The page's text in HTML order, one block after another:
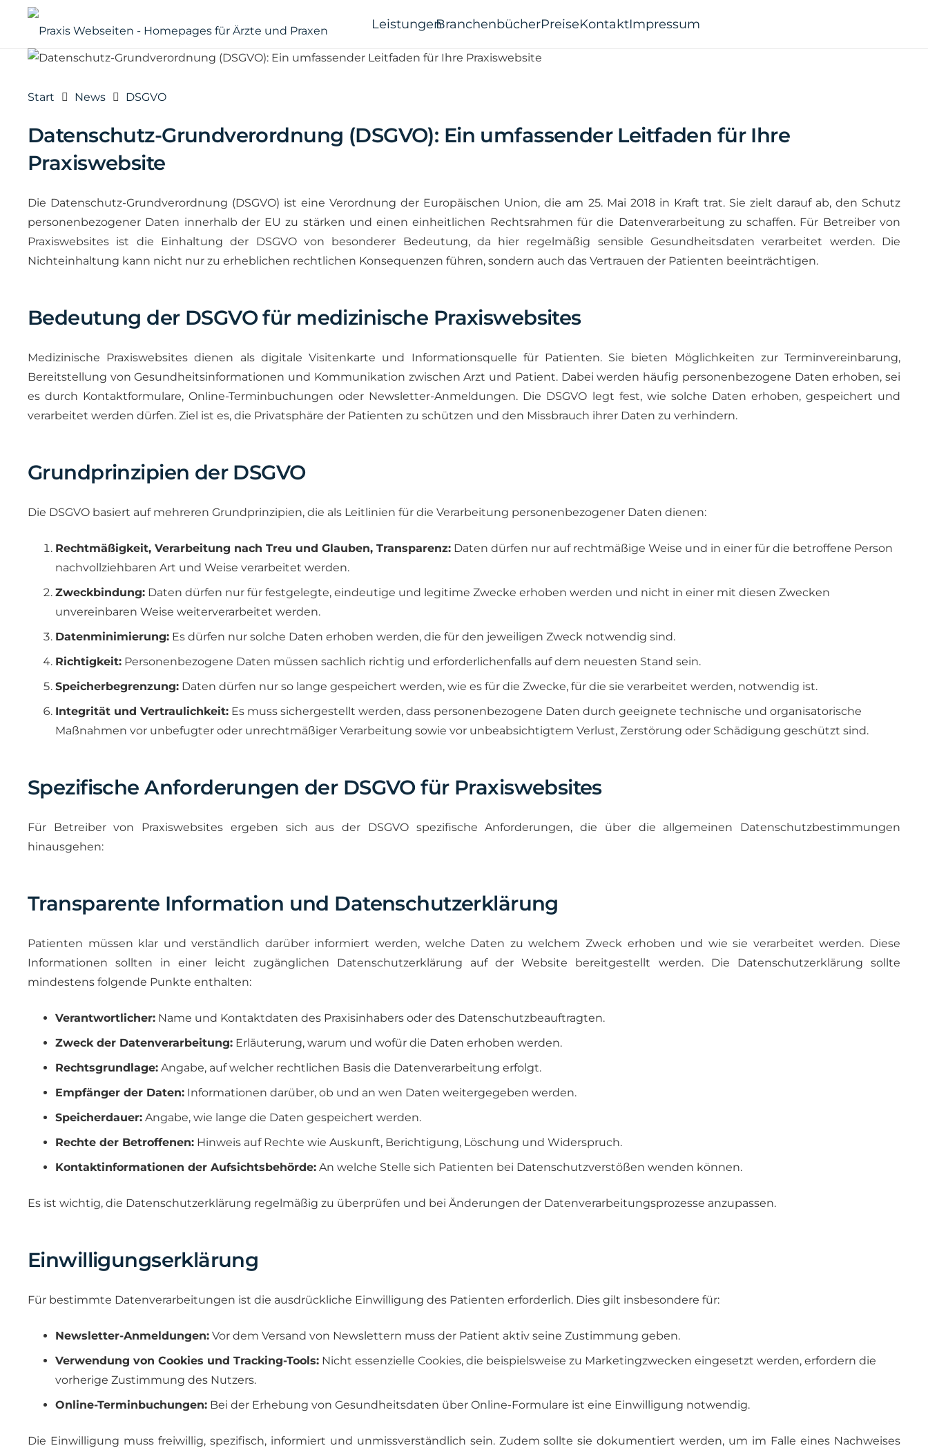
LeistungenBranchenbücherPreiseKontaktImpressum
Start News DSGVO
Datenschutz-Grundverordnung (DSGVO): Ein umfassender Leitfaden für Ihre
Praxiswebsite
Die Datenschutz-Grundverordnung (DSGVO) ist eine Verordnung der Europäischen Union, die am 25. Mai 2018 in Kraft trat. Sie zielt darauf ab, den Schutz
personenbezogener Daten innerhalb der EU zu stärken und einen einheitlichen Rechtsrahmen für die Datenverarbeitung zu schaffen. Für Betreiber von
Praxiswebsites ist die Einhaltung der DSGVO von besonderer Bedeutung, da hier regelmäßig sensible Gesundheitsdaten verarbeitet werden. Die
Nichteinhaltung kann nicht nur zu erheblichen rechtlichen Konsequenzen führen, sondern auch das Vertrauen der Patienten beeinträchtigen.
Bedeutung der DSGVO für medizinische Praxiswebsites
Medizinische Praxiswebsites dienen als digitale Visitenkarte und Informationsquelle für Patienten. Sie bieten Möglichkeiten zur Terminvereinbarung,
Bereitstellung von Gesundheitsinformationen und Kommunikation zwischen Arzt und Patient. Dabei werden häufig personenbezogene Daten erhoben, sei
es durch Kontaktformulare, Online-Terminbuchungen oder Newsletter-Anmeldungen. Die DSGVO legt fest, wie solche Daten erhoben, gespeichert und
verarbeitet werden dürfen. Ziel ist es, die Privatsphäre der Patienten zu schützen und den Missbrauch ihrer Daten zu verhindern.
Grundprinzipien der DSGVO
Die DSGVO basiert auf mehreren Grundprinzipien, die als Leitlinien für die Verarbeitung personenbezogener Daten dienen:
Rechtmäßigkeit, Verarbeitung nach Treu und Glauben, Transparenz: Daten dürfen nur auf rechtmäßige Weise und in einer für die betroffene Person
nachvollziehbaren Art und Weise verarbeitet werden.
Zweckbindung: Daten dürfen nur für festgelegte, eindeutige und legitime Zwecke erhoben werden und nicht in einer mit diesen Zwecken
unvereinbaren Weise weiterverarbeitet werden.
Datenminimierung: Es dürfen nur solche Daten erhoben werden, die für den jeweiligen Zweck notwendig sind.
Richtigkeit: Personenbezogene Daten müssen sachlich richtig und erforderlichenfalls auf dem neuesten Stand sein.
Speicherbegrenzung: Daten dürfen nur so lange gespeichert werden, wie es für die Zwecke, für die sie verarbeitet werden, notwendig ist.
Integrität und Vertraulichkeit: Es muss sichergestellt werden, dass personenbezogene Daten durch geeignete technische und organisatorische
Maßnahmen vor unbefugter oder unrechtmäßiger Verarbeitung sowie vor unbeabsichtigtem Verlust, Zerstörung oder Schädigung geschützt sind.
Spezifische Anforderungen der DSGVO für Praxiswebsites
Für Betreiber von Praxiswebsites ergeben sich aus der DSGVO spezifische Anforderungen, die über die allgemeinen Datenschutzbestimmungen
hinausgehen:
Transparente Information und Datenschutzerklärung
Patienten müssen klar und verständlich darüber informiert werden, welche Daten zu welchem Zweck erhoben und wie sie verarbeitet werden. Diese
Informationen sollten in einer leicht zugänglichen Datenschutzerklärung auf der Website bereitgestellt werden. Die Datenschutzerklärung sollte
mindestens folgende Punkte enthalten:
Verantwortlicher: Name und Kontaktdaten des Praxisinhabers oder des Datenschutzbeauftragten.
Zweck der Datenverarbeitung: Erläuterung, warum und wofür die Daten erhoben werden.
Rechtsgrundlage: Angabe, auf welcher rechtlichen Basis die Datenverarbeitung erfolgt.
Empfänger der Daten: Informationen darüber, ob und an wen Daten weitergegeben werden.
Speicherdauer: Angabe, wie lange die Daten gespeichert werden.
Rechte der Betroffenen: Hinweis auf Rechte wie Auskunft, Berichtigung, Löschung und Widerspruch.
Kontaktinformationen der Aufsichtsbehörde: An welche Stelle sich Patienten bei Datenschutzverstößen wenden können.
Es ist wichtig, die Datenschutzerklärung regelmäßig zu überprüfen und bei Änderungen der Datenverarbeitungsprozesse anzupassen.
Einwilligungserklärung
Für bestimmte Datenverarbeitungen ist die ausdrückliche Einwilligung des Patienten erforderlich. Dies gilt insbesondere für:
Newsletter-Anmeldungen: Vor dem Versand von Newslettern muss der Patient aktiv seine Zustimmung geben.
Verwendung von Cookies und Tracking-Tools: Nicht essenzielle Cookies, die beispielsweise zu Marketingzwecken eingesetzt werden, erfordern die
vorherige Zustimmung des Nutzers.
Online-Terminbuchungen: Bei der Erhebung von Gesundheitsdaten über Online-Formulare ist eine Einwilligung notwendig.
Die Einwilligung muss freiwillig, spezifisch, informiert und unmissverständlich sein. Zudem sollte sie dokumentiert werden, um im Falle eines Nachweises